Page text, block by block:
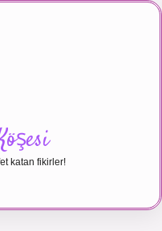
katan fikirler!